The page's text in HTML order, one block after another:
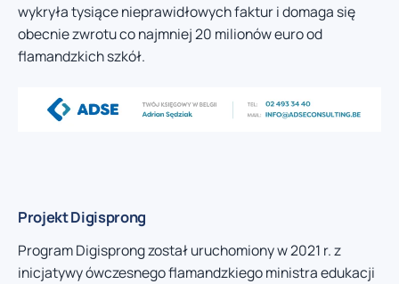
wykryła tysiące nieprawidłowych faktur i domaga się
obecnie zwrotu co najmniej 20 milionów euro od
flamandzkich szkół.
Projekt Digisprong
Program Digisprong został uruchomiony w 2021 r. z
inicjatywy ówczesnego flamandzkiego ministra edukacji